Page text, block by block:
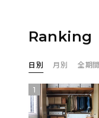
Ranking
日別 月別 全期間
1